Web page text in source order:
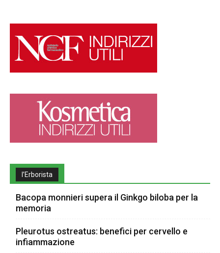
l’Erborista
Bacopa monnieri supera il Ginkgo biloba per la
memoria
Pleurotus ostreatus: benefici per cervello e
infiammazione